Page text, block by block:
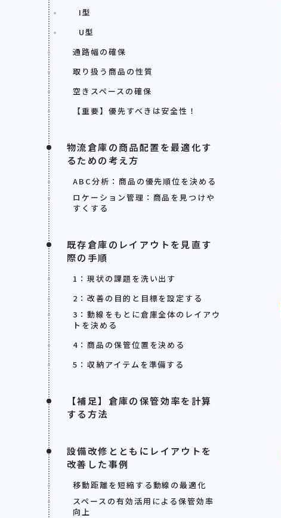
I型
U型
通路幅の確保
取り扱う商品の性質
空きスペースの確保
【重要】優先すべきは安全性！
物流倉庫の商品配置を最適化す
るための考え方
ABC分析：商品の優先順位を決める
ロケーション管理：商品を見つけや
すくする
既存倉庫のレイアウトを見直す
際の手順
1：現状の課題を洗い出す
2：改善の目的と目標を設定する
3：動線をもとに倉庫全体のレイアウ
トを決める
4：商品の保管位置を決める
5：収納アイテムを準備する
【補足】倉庫の保管効率を計算
する方法
設備改修とともにレイアウトを
改善した事例
移動距離を短縮する動線の最適化
スペースの有効活用による保管効率
向上